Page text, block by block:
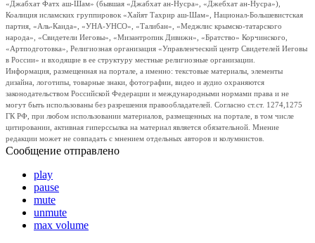
«Джабхат Фатх аш-Шам» (бывшая «Джабхат ан-Нусра», «Джебхат ан-Нусра»),
Коалиция исламских группировок «Хайят Тахрир аш-Шам», Национал-Большевистская
партия, «Аль-Каида», «УНА-УНСО», «Талибан», «Меджлис крымско-татарского
народа», «Свидетели Иеговы», «Мизантропик Дивижн», «Братство» Корчинского,
«Артподготовка», Религиозная организация «Управленческий центр Свидетелей Иеговы
в России» и входящие в ее структуру местные религиозные организации.
Информация, размещенная на портале, а именно: текстовые материалы, элементы
дизайна, логотипы, товарные знаки, фотографии, видео и аудио охраняются
законодательством Российской Федерации и международными нормами права и не
могут быть использованы без разрешения правообладателей. Согласно ст.ст. 1274,1275
ГК РФ, при любом использовании материалов, размещенных на портале, в том числе
цитировании, активная гиперссылка на материал является обязательной. Мнение
редакции может не совпадать с мнением отдельных авторов и колумнистов.
Сообщение отправлено
play
pause
mute
unmute
max volume